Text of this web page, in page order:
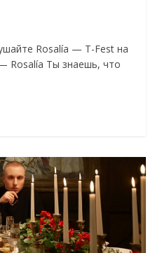
Rosalía — T-Fest на
Rosalía Ты знаешь, что